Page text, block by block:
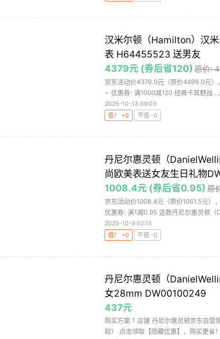
汉米尔顿（Hamilton）汉
表 H64455523 送男友
4379元 (券后省120) 原价:
京东活动价4379.0元（原价4499.0元）
~ 优惠券: 满1000减120 经典卡其野战...
2025-10-13 09:03
值！ +0
不值 -0
丹尼尔惠灵顿（
尚欧美表送女友生日礼物
1008.4元 (券后省0.95) 原
京东活动价1008.4元（原价1061.5元）
优惠券: 满1减0.95 这款丹尼尔惠灵顿（
2025-10-9 02:15
值！ +0
不值 -0
丹尼尔惠灵顿（
女28mm DW00100249
437元
购买方案 1 店铺 丹尼尔惠灵顿京东自
取） 点击领取【隐藏优惠】，购买更省